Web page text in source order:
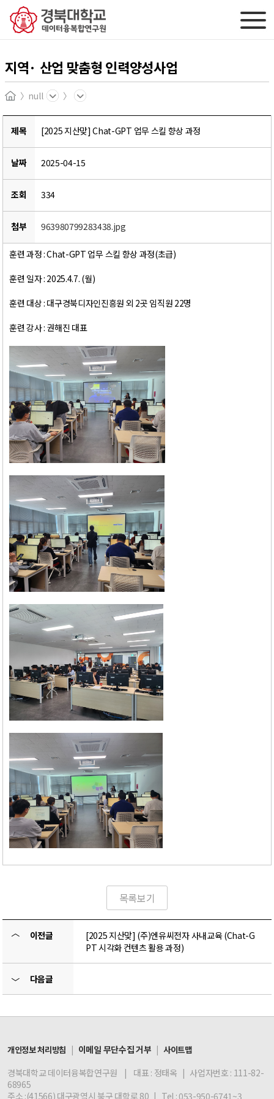
지역· 산업 맞춤형 인력양성사업
Homenull
제목 [2025 지산맞] Chat-GPT 업무 스킬 향상 과정
날짜 2025-04-15
조회 334
첨부 963980799283438.jpg
훈련 과정 : Chat-GPT 업무 스킬 향상 과정(초급)
훈련 일자 : 2025.4.7. (월)
훈련 대상 : 대구경북디자인진흥원 외 2곳 임직원 22명
훈련 강사 : 권해진 대표
목록보기
〈 이전글
[2025 지산맞] (주)엔유씨전자 사내교육 (Chat-G
PT 시각화 컨텐츠 활용 과정)
〉 다음글
개인정보 처리방침 | 이메일 무단수집 거부 | 사이트맵
경북대학교 데이터융복합연구원 | 대표 : 정태옥 | 사업자번호 : 111-82-
68965
주소 :(41566) 대구광역시 북구 대학로 80 | Tel : 053-950-6741~3